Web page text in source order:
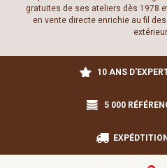
gratuites de ses ateliers dès 1978
en vente directe enrichie au fil
10 ANS
5 000